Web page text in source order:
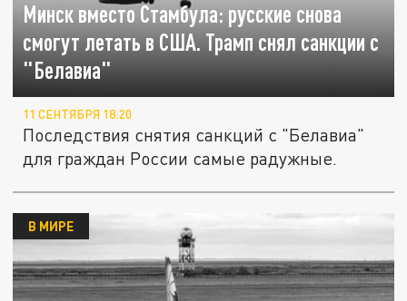
Минск вместо Стамбула: русские снова
смогут летать в США. Трамп снял санкции с
"Белавиа"
11 СЕНТЯБРЯ 18:20
Последствия снятия санкций с "Белавиа"
для граждан России самые радужные.
В МИРЕ